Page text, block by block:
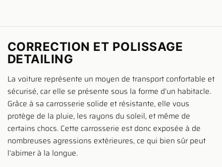
CORRECTION ET POLISSAGE
DETAILING
La voiture représente un moyen de transport confortable et
sécurisé, car elle se présente sous la forme d’un habitacle.
Grâce à sa carrosserie solide et résistante, elle vous
protège de la pluie, les rayons du soleil, et même de
certains chocs. Cette carrosserie est donc exposée à de
nombreuses agressions extérieures, ce qui bien sûr peut
l’abimer à la longue.